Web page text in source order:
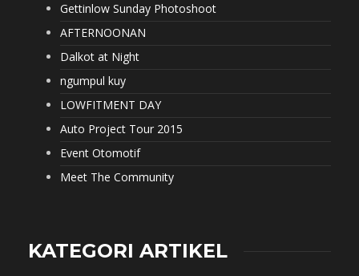
Gettinlow Sunday Photoshoot
AFTERNOONAN
Dalkot at Night
ngumpul kuy
LOWFITMENT DAY
Auto Project Tour 2015
Event Otomotif
Meet The Community
KATEGORI ARTIKEL